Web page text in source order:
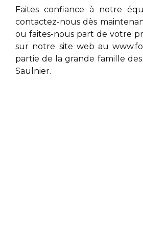
Faites confiance à notre
contactez-nous dès
ou faites-nous part de votre
sur notre site web au
partie de la grande famille
Saulnier.